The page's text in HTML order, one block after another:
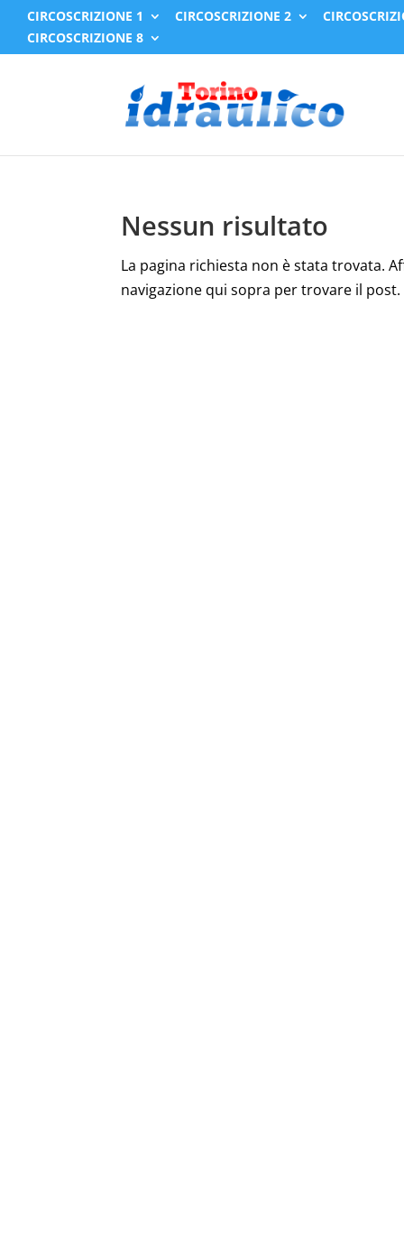
CIRCOSCRIZIONE 1 CIRCOSCRIZIONE 2
CIRCOSCRIZIONE 8
Nessun risultato
La pagina richiesta non è stata trovata.
navigazione qui sopra per trovare il post.